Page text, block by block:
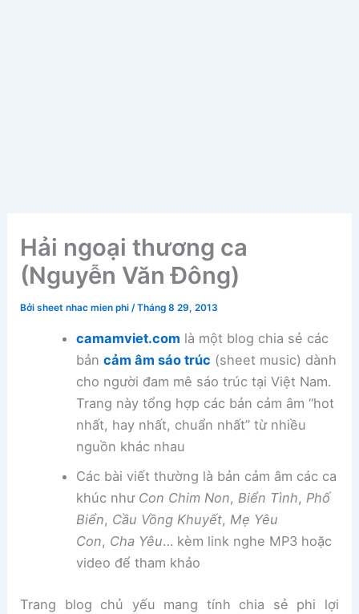
Hải ngoại thương ca
(Nguyễn Văn Đông)
Bởisheet nhac mien phi/Tháng 8 29, 2013
camamviet.com là một blog chia sẻ các
bản cảm âm sáo trúc (sheet music) dành
cho người đam mê sáo trúc tại Việt Nam.
Trang này tổng hợp các bản cảm âm “hot
nhất, hay nhất, chuẩn nhất” từ nhiều
nguồn khác nhau
Các bài viết thường là bản cảm âm các ca
khúc như Con Chim Non, Biển Tình, Phố
Biển, Cầu Vồng Khuyết, Mẹ Yêu
Con, Cha Yêu… kèm link nghe MP3 hoặc
video để tham khảo
Trang blog chủ yếu mang tính chia sẻ phi lợi